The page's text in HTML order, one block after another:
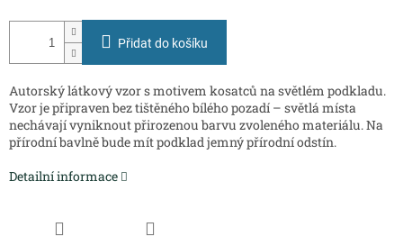
Přidat do košíku
Autorský látkový vzor s motivem kosatců na světlém podkladu.
Vzor je připraven bez tištěného bílého pozadí – světlá místa
nechávají vyniknout přirozenou barvu zvoleného materiálu. Na
přírodní bavlně bude mít podklad jemný přírodní odstín.
Detailní informace